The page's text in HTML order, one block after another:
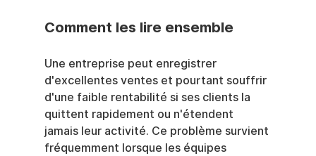
Comment les lire ensemble
Une entreprise peut enregistrer
d'excellentes ventes et pourtant souffrir
d'une faible rentabilité si ses clients la
quittent rapidement ou n'étendent
jamais leur activité. Ce problème survient
fréquemment lorsque les équipes